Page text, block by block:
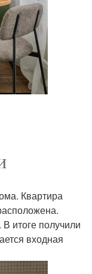
Квартира
итоге получили
входная